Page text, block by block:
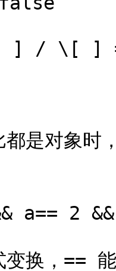
] / \[ ]
是对象时
a== 2
变换，==